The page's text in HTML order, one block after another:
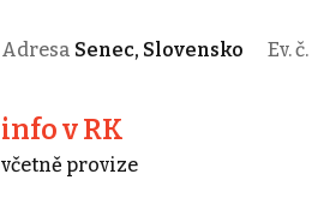
Adresa Senec, Slovensko Ev. č.
info v RK
včetně provize